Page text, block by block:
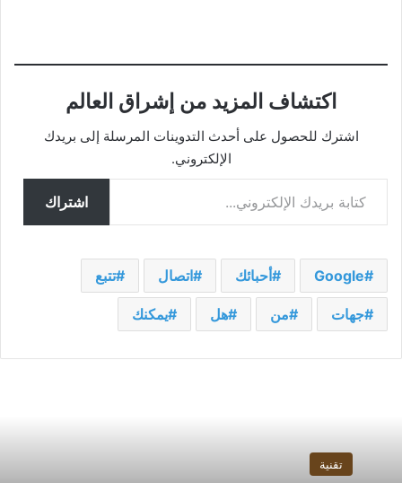
اكتشاف المزيد من إشراق العالم
اشترك للحصول على أحدث التدوينات المرسلة إلى بريدك
الإلكتروني.
كتابة بريدك الإلكتروني...
اشتراك
Google أحبائك اتصال تتبع
جهات من هل يمكنك
تقنية